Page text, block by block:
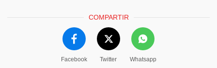
COMPARTIR
Facebook Twitter Whatsapp